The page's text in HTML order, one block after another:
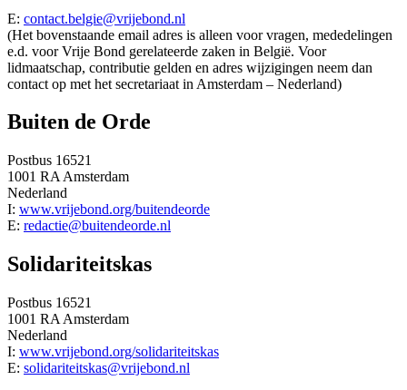
E: contact.belgie@vrijebond.nl
(Het bovenstaande email adres is alleen voor vragen, mededelingen
e.d. voor Vrije Bond gerelateerde zaken in België. Voor
lidmaatschap, contributie gelden en adres wijzigingen neem dan
contact op met het secretariaat in Amsterdam – Nederland)
Buiten de Orde
Postbus 16521
1001 RA Amsterdam
Nederland
I: www.vrijebond.org/buitendeorde
E: redactie@buitendeorde.nl
Solidariteitskas
Postbus 16521
1001 RA Amsterdam
Nederland
I: www.vrijebond.org/solidariteitskas
E: solidariteitskas@vrijebond.nl